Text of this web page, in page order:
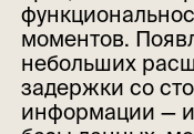
моментов.
небольших
задержки со
информации —